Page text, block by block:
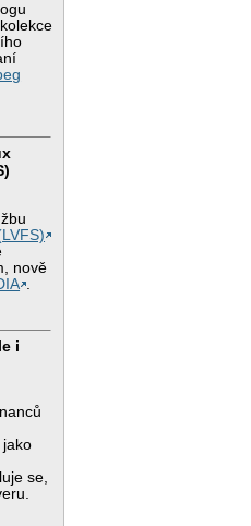
kolekce
nově
.
i
jako
se,